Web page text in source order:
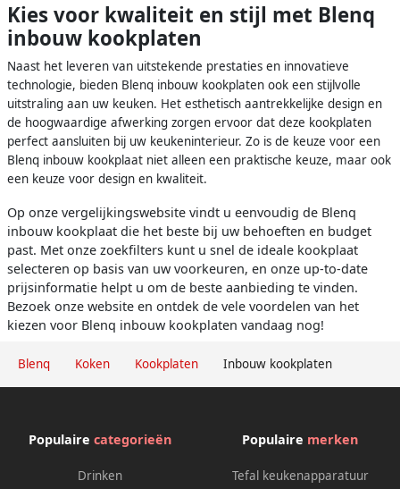
Blenq Koken Kookplaten Inbouw kookplaten
Kies voor kwaliteit en stijl met Blenq
inbouw kookplaten
Naast het leveren van uitstekende prestaties en innovatieve
technologie, bieden Blenq inbouw kookplaten ook een stijlvolle
uitstraling aan uw keuken. Het esthetisch aantrekkelijke design en
de hoogwaardige afwerking zorgen ervoor dat deze kookplaten
perfect aansluiten bij uw keukeninterieur. Zo is de keuze voor een
Blenq inbouw kookplaat niet alleen een praktische keuze, maar ook
een keuze voor design en kwaliteit.
Op onze vergelijkingswebsite vindt u eenvoudig de Blenq
inbouw kookplaat die het beste bij uw behoeften en budget
past. Met onze zoekfilters kunt u snel de ideale kookplaat
selecteren op basis van uw voorkeuren, en onze up-to-date
prijsinformatie helpt u om de beste aanbieding te vinden.
Bezoek onze website en ontdek de vele voordelen van het
kiezen voor Blenq inbouw kookplaten vandaag nog!
Populaire categorieën
Drinken
Populaire merken
Tefal keukenapparatuur